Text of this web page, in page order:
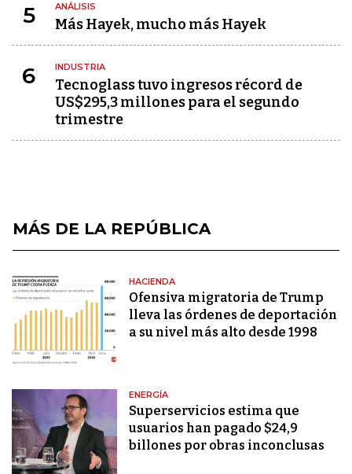
5 ANÁLISIS
Más Hayek, mucho más Hayek
6 INDUSTRIA
Tecnoglass tuvo ingresos récord de
US$295,3 millones para el segundo
trimestre
MÁS DE LA REPÚBLICA
HACIENDA
Ofensiva migratoria de Trump
lleva las órdenes de deportación
a su nivel más alto desde 1998
ENERGÍA
Superservicios estima que
usuarios han pagado $24,9
billones por obras inconclusas